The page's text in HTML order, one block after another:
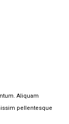
Aliquam
pellentesque